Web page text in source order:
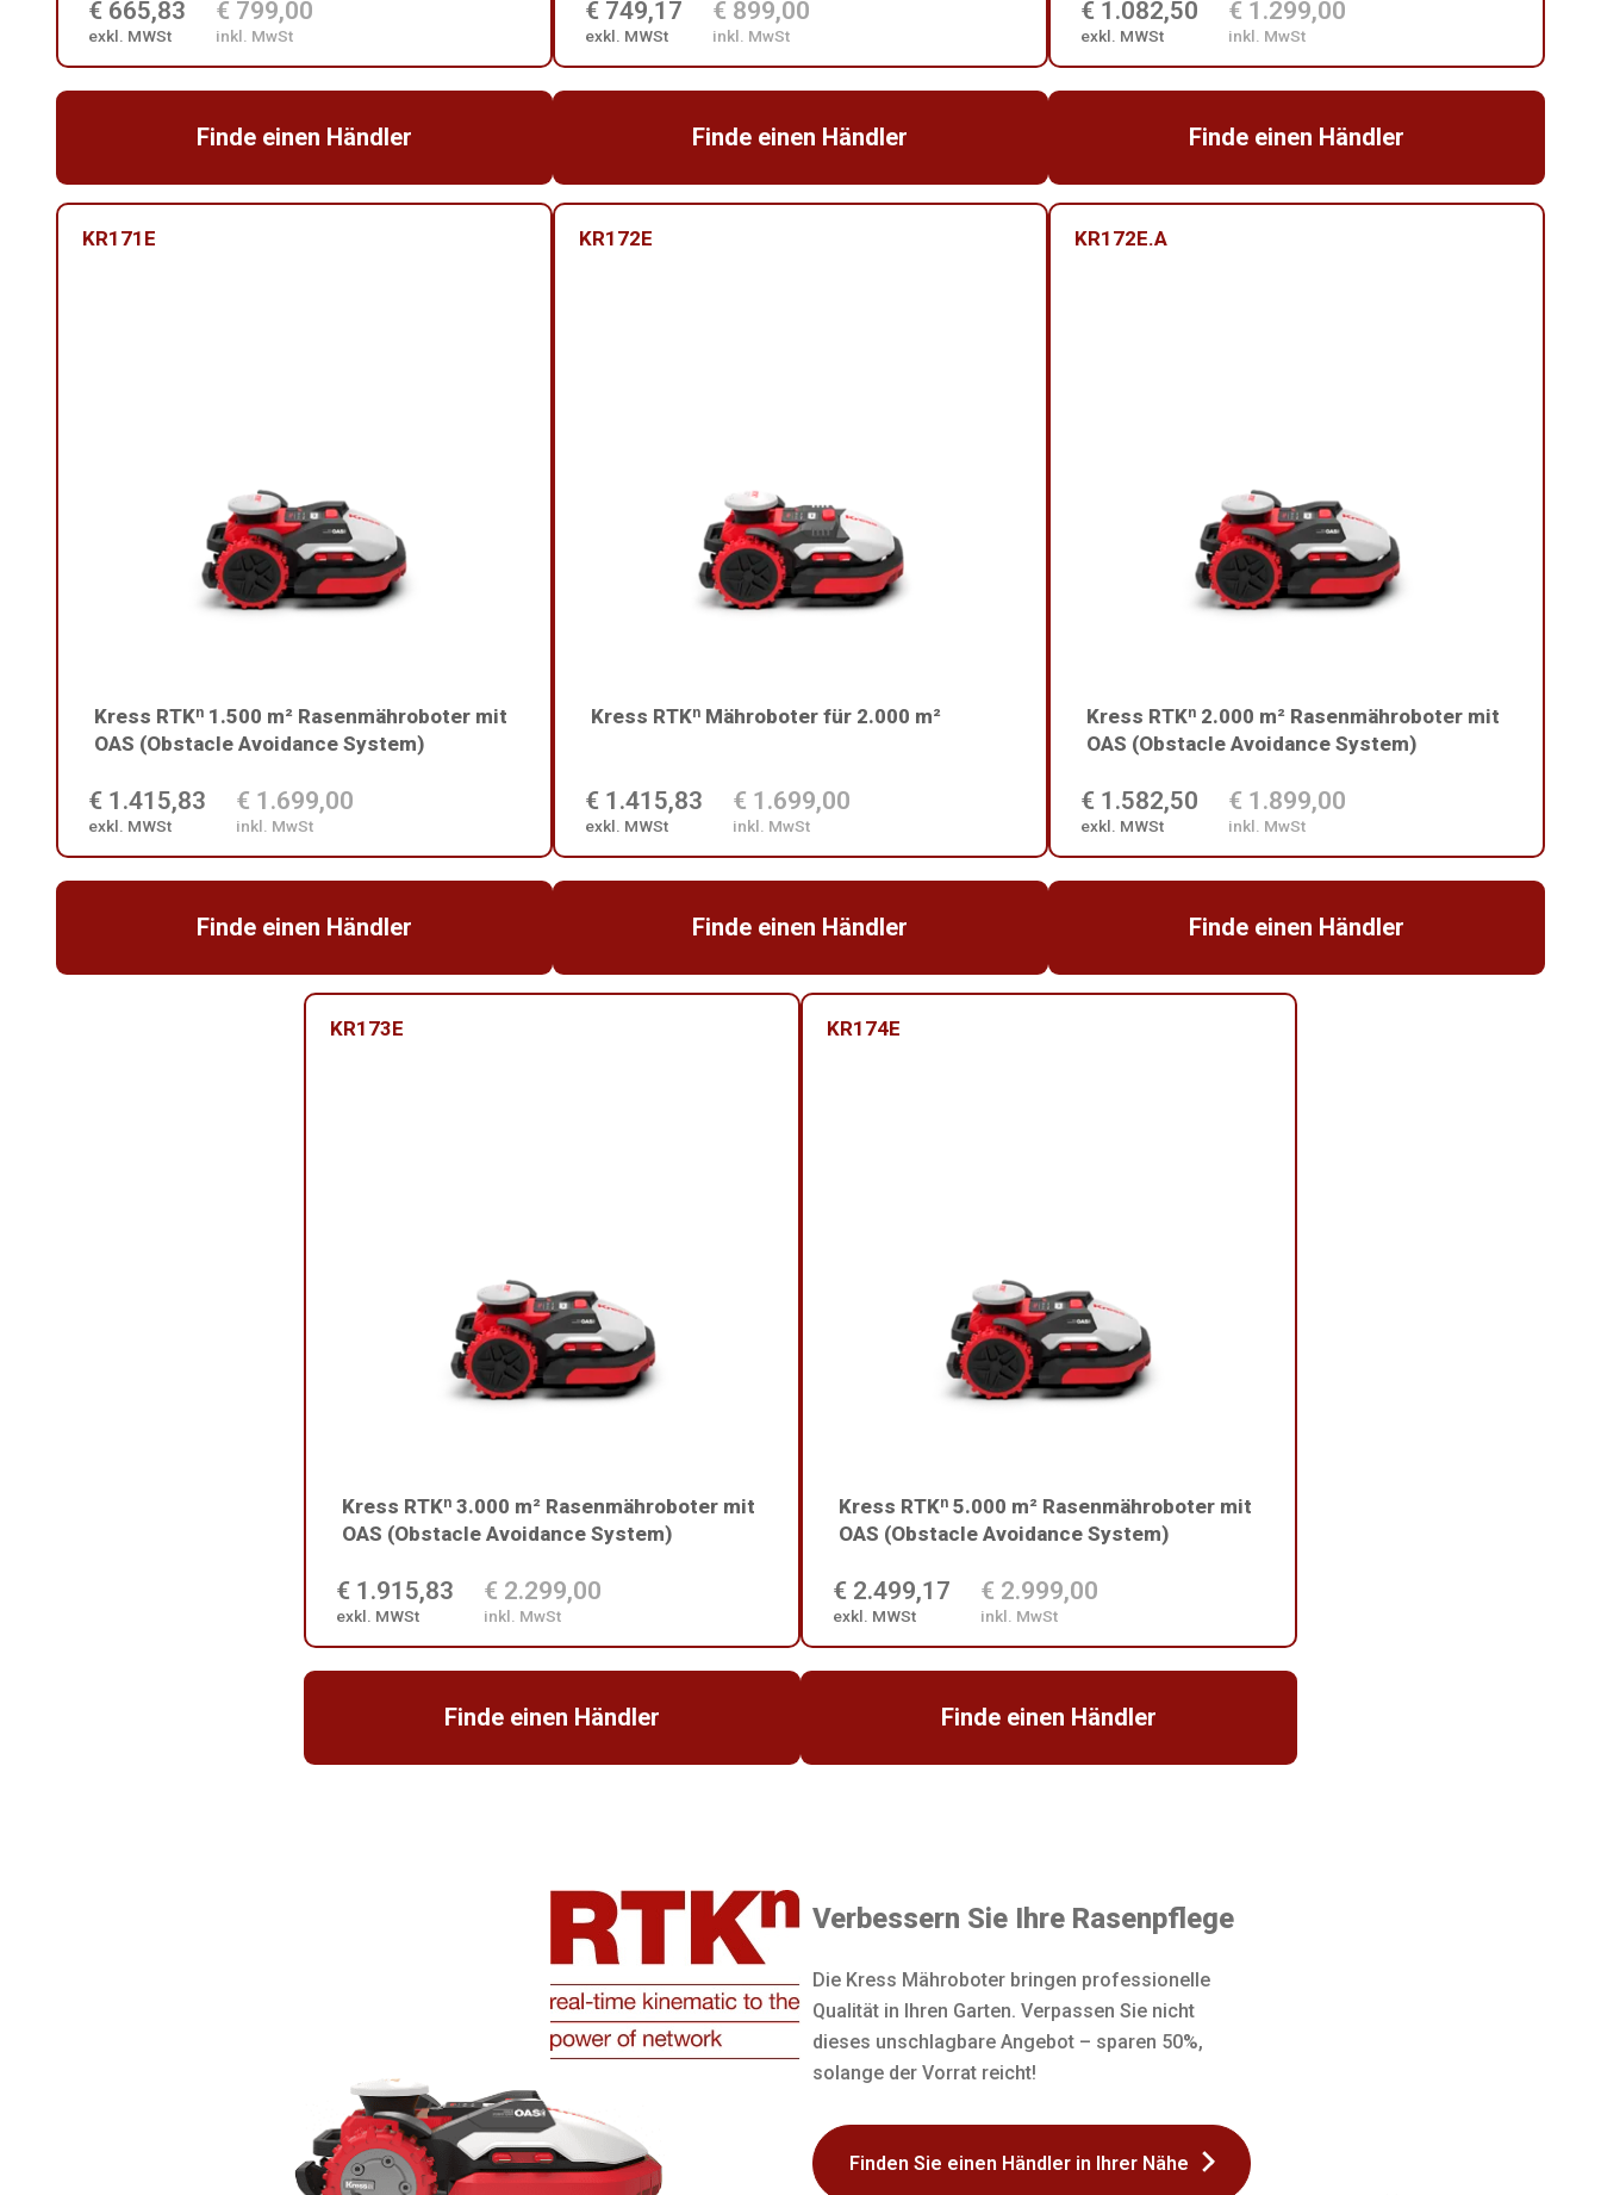
€ 665,83
exkl. MWSt
€ 799,00
inkl. MwSt
Finde einen Händler
€ 749,17
exkl. MWSt
€ 899,00
inkl. MwSt
Finde einen Händler
€ 1.082,50
exkl. MWSt
€ 1.299,00
inkl. MwSt
Finde einen Händler
KR171E
Kress RTKⁿ 1.500 m² Rasenmähroboter mit
OAS (Obstacle Avoidance System)
€ 1.415,83
exkl. MWSt
€ 1.699,00
inkl. MwSt
Finde einen Händler
KR172E
Kress RTKⁿ Mähroboter für 2.000 m²
€ 1.415,83
exkl. MWSt
€ 1.699,00
inkl. MwSt
Finde einen Händler
KR172E.A
Kress RTKⁿ 2.000 m² Rasenmähroboter mit
OAS (Obstacle Avoidance System)
€ 1.582,50
exkl. MWSt
€ 1.899,00
inkl. MwSt
Finde einen Händler
KR173E
Kress RTKⁿ 3.000 m² Rasenmähroboter mit
OAS (Obstacle Avoidance System)
€ 1.915,83
exkl. MWSt
€ 2.299,00
inkl. MwSt
Finde einen Händler
KR174E
Kress RTKⁿ 5.000 m² Rasenmähroboter mit
OAS (Obstacle Avoidance System)
€ 2.499,17
exkl. MWSt
€ 2.999,00
inkl. MwSt
Finde einen Händler
Verbessern Sie Ihre Rasenpflege
Die Kress Mähroboter bringen professionelle
Qualität in Ihren Garten. Verpassen Sie nicht
dieses unschlagbare Angebot – sparen 50%,
solange der Vorrat reicht!
Finden Sie einen Händler in Ihrer Nähe